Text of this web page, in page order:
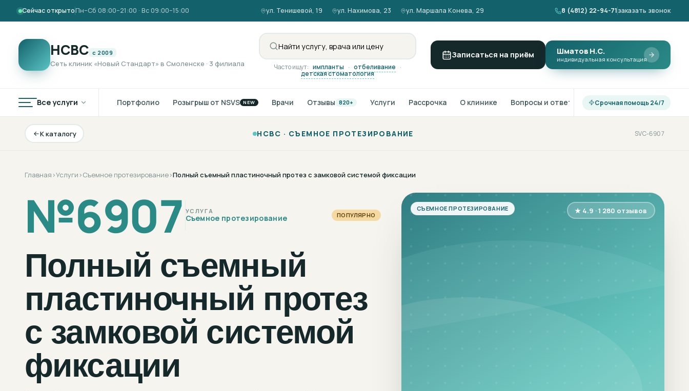
Сейчас открытоПн–Сб 08:00–21:00 · Вс 09:00–15:00 ул. Тенишевой, 19 ул. Нахимова, 23 ул. Маршала Конева, 29 8 (4812) 22-94-71заказать звонок
НСВС с 2009
Сеть клиник «Новый Стандарт» в Смоленске · 3 филиала Часто ищут: импланты · отбеливание ·
детская стоматология
Записаться на приём Шматов Н.С.
индивидуальная консультация
Все услуги Портфолио Розыгрыш от NSVS NEW Врачи Отзывы 820+ Услуги Рассрочка О клинике Вопросы и ответы Срочная помощь 24/7
К каталогу НСВС · СЪЕМНОЕ ПРОТЕЗИРОВАНИЕ SVC-6907
Главная›Услуги›Съемное протезирование›Полный съемный пластиночный протез с замковой системой фиксации
№6907 УСЛУГА
Съемное протезирование ПОПУЛЯРНО
Полный съемный
пластиночный протез
с замковой системой
фиксации
СЪЕМНОЕ ПРОТЕЗИРОВАНИЕ ★ 4.9 · 1 280 отзывов